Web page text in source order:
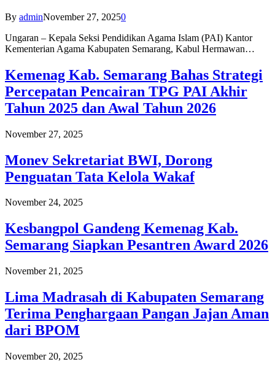
By adminNovember 27, 20250
Ungaran – Kepala Seksi Pendidikan Agama Islam (PAI) Kantor
Kementerian Agama Kabupaten Semarang, Kabul Hermawan…
Kemenag Kab. Semarang Bahas Strategi
Percepatan Pencairan TPG PAI Akhir
Tahun 2025 dan Awal Tahun 2026
November 27, 2025
Monev Sekretariat BWI, Dorong
Penguatan Tata Kelola Wakaf
November 24, 2025
Kesbangpol Gandeng Kemenag Kab.
Semarang Siapkan Pesantren Award 2026
November 21, 2025
Lima Madrasah di Kabupaten Semarang
Terima Penghargaan Pangan Jajan Aman
dari BPOM
November 20, 2025